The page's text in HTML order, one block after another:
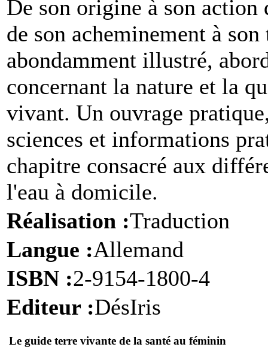
De son origine à son action
de son acheminement à
abondamment illustré,
concernant la nature et la
vivant. Un ouvrage
sciences et informations
chapitre consacré aux
l'eau à domicile.
Réalisation :Traduction
Langue :Allemand
ISBN :2-9154-1800-4
Editeur :DésIris
Le guide terre vivante de la santé au féminin